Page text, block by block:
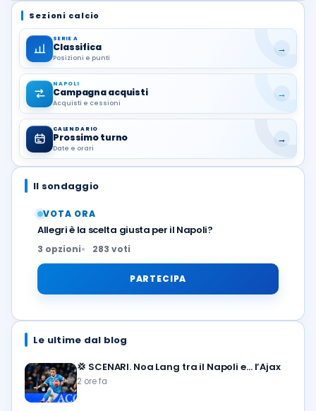
Sezioni calcio
SERIE A
Classifica
Posizioni e punti
→
NAPOLI
Campagna acquisti
Acquisti e cessioni
→
CALENDARIO
Prossimo turno
Date e orari
→
Il sondaggio
VOTA ORA
Allegri è la scelta giusta per il Napoli?
3 opzioni 283 voti
PARTECIPA
Le ultime dal blog
💢 SCENARI. Noa Lang tra il Napoli e… l’Ajax
2 ore fa